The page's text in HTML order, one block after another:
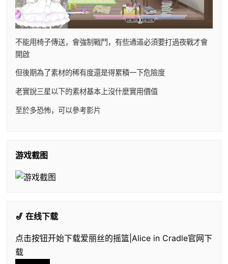
不能用椅子傳送，會強制戰鬥，有些通道必須要打過夜戰才會
開啟
但後期為了素材的稀有度還是得累積一下危險度
老實說三星以下的素材基本上沒什麼實用價值
至於多恐怖，可以參考影片
游戏截图
🎷 在线下载
点击按钮开始下载爱丽丝的摇篮|Alice in Cradle官网下
载